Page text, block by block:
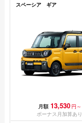
スペーシア ギア
月額 13,530 円～
ボーナス月加算あり